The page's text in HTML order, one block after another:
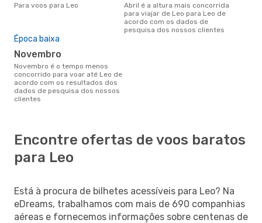
Para voos para Leo
abril é a altura mais concorrida
para viajar de Leo para Leo de
acordo com os dados de
pesquisa dos nossos clientes
Época baixa
novembro
novembro é o tempo menos
concorrido para voar até Leo de
acordo com os resultados dos
dados de pesquisa dos nossos
clientes
Encontre ofertas de voos baratos
para Leo
Está à procura de bilhetes acessíveis para Leo? Na
eDreams, trabalhamos com mais de 690 companhias
aéreas e fornecemos informações sobre centenas de